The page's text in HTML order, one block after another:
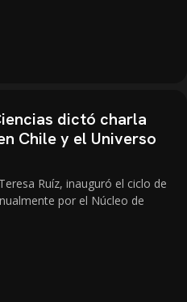
dictó charla
Chile y el Universo
Ruíz, inauguró el ciclo de
por el Núcleo de